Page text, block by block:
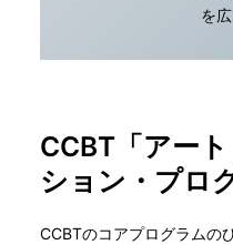
を
CCBT「アー
ション・プロ
CCBTのコアプログラムの